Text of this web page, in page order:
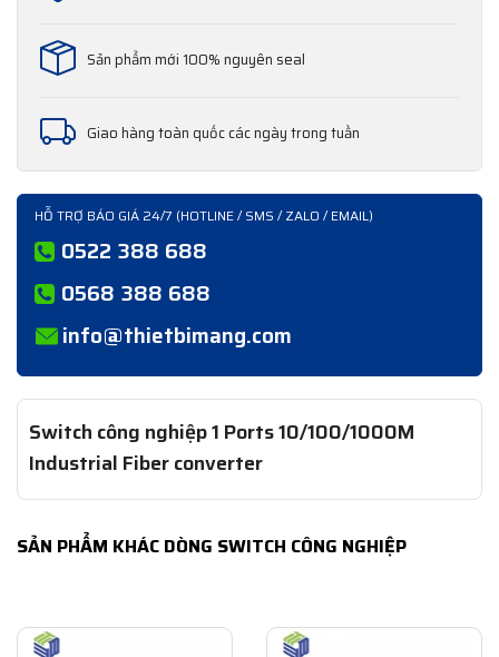
Sản phẩm mới 100% nguyên seal
Giao hàng toàn quốc các ngày trong tuần
HỖ TRỢ BÁO GIÁ 24/7 (HOTLINE / SMS / ZALO / EMAIL)
0522 388 688
0568 388 688
info@thietbimang.com
Switch công nghiệp 1 Ports 10/100/1000M
Industrial Fiber converter
SẢN PHẨM KHÁC DÒNG SWITCH CÔNG NGHIỆP